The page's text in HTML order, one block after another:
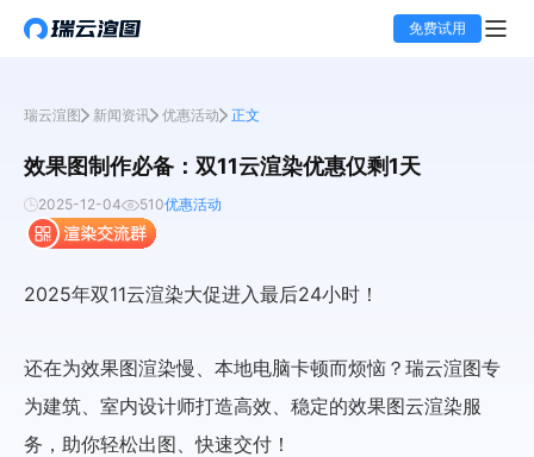
免费试用
瑞云渲图 新闻资讯 优惠活动 正文
效果图制作必备：双11云渲染优惠仅剩1天
2025-12-04 510优惠活动
2025年双11云渲染大促进入最后24小时！
还在为效果图渲染慢、本地电脑卡顿而烦恼？瑞云渲图专
为建筑、室内设计师打造高效、稳定的效果图云渲染服
务，助你轻松出图、快速交付！